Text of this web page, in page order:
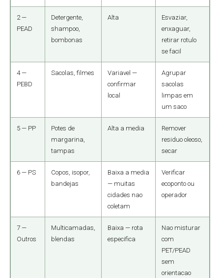
2 —
PEAD
Detergente,
shampoo,
bombonas
Alta
Esvaziar,
enxaguar,
retirar rotulo
se facil
4 —
PEBD
Sacolas, filmes
Variavel —
confirmar
local
Agrupar
sacolas
limpas em
um saco
5 — PP
Potes de
margarina,
tampas
Alta a media
Remover
residuo oleoso,
secar
6 — PS
Copos, isopor,
bandejas
Baixa a media
— muitas
cidades nao
coletam
Verificar
ecoponto ou
operador
7 —
Outros
Multicamadas,
blendas
Baixa — rota
especifica
Nao misturar
com
PET/PEAD
sem
orientacao